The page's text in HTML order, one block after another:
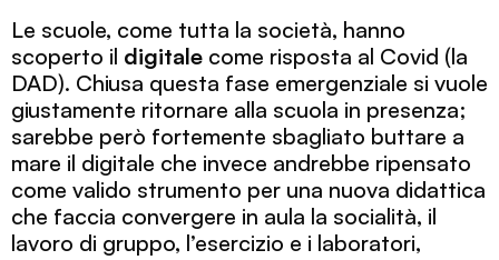
Le scuole, come tutta la società, hanno
scoperto il digitale come risposta al Covid (la
DAD). Chiusa questa fase emergenziale si vuole
giustamente ritornare alla scuola in presenza;
sarebbe però fortemente sbagliato buttare a
mare il digitale che invece andrebbe ripensato
come valido strumento per una nuova didattica
che faccia convergere in aula la socialità, il
lavoro di gruppo, l’esercizio e i laboratori,